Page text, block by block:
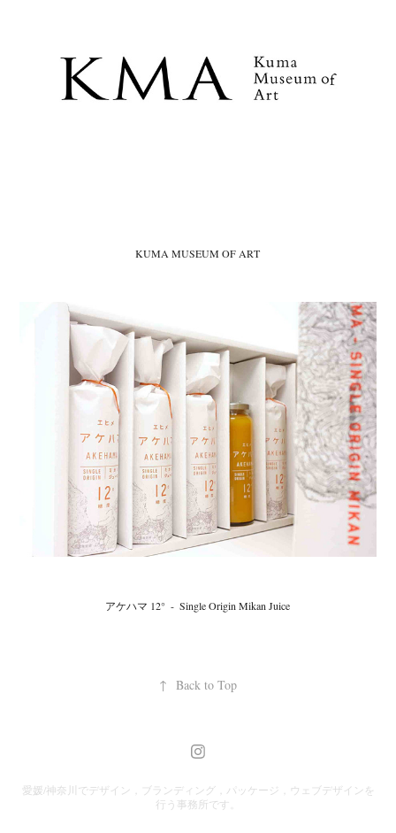
KUMA MUSEUM OF ART
アケハマ 12°  -  Single Origin Mikan Juice
↑ Back to Top
愛媛/神奈川でデザイン，ブランディング，パッケージ，ウェブデザインを
行う事務所です。